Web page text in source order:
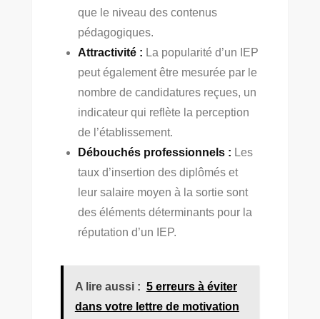
que le niveau des contenus
pédagogiques.
Attractivité : La popularité d’un IEP
peut également être mesurée par le
nombre de candidatures reçues, un
indicateur qui reflète la perception
de l’établissement.
Débouchés professionnels : Les
taux d’insertion des diplômés et
leur salaire moyen à la sortie sont
des éléments déterminants pour la
réputation d’un IEP.
A lire aussi : 5 erreurs à éviter
dans votre lettre de motivation